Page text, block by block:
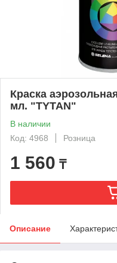
Краска
мл. "TYTAN"
В наличии
Код: 4968
Розница
1 560 ₸
Описание